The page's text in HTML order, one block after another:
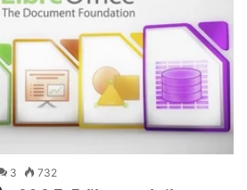
3 732